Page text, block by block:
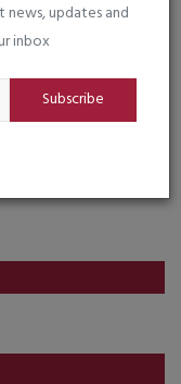
updates and
inbox
Subscribe